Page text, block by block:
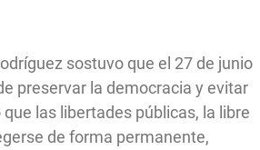
sostuvo que el 27 de junio
preservar la democracia y evitar
las libertades públicas, la libre
de forma permanente,